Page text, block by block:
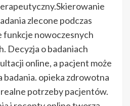
zlecone podczas
nowoczesnych
Decyzja o badaniach
online, a pacjent może
badania. opieka zdrowotna
potrzeby pacjentów.